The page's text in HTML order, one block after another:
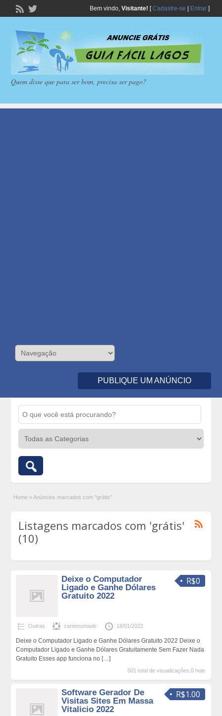
Bem vindo, Visitante! [Cadastre-se Entrar]
Quem disse que para ser bom, precisa ser pago?
PUBLIQUE UM ANÚNCIO
Home » Anúncios marcados com "grátis"
Listagens marcados com 'grátis'
(10)
R$0
Deixe o Computador
Ligado e Ganhe Dólares
Gratuito 2022
Outras zantenomade 18/01/2022
Deixe o Computador Ligado e Ganhe Dólares Gratuito 2022 Deixe o
Computador Ligado e Ganhe Dólares Gratuitamente Sem Fazer Nada
Gratuito Esses app funciona no […]
501 total de visualizações,0 hoje
R$1.00
Software Gerador De
Visitas Sites Em Massa
Vitalicio 2022